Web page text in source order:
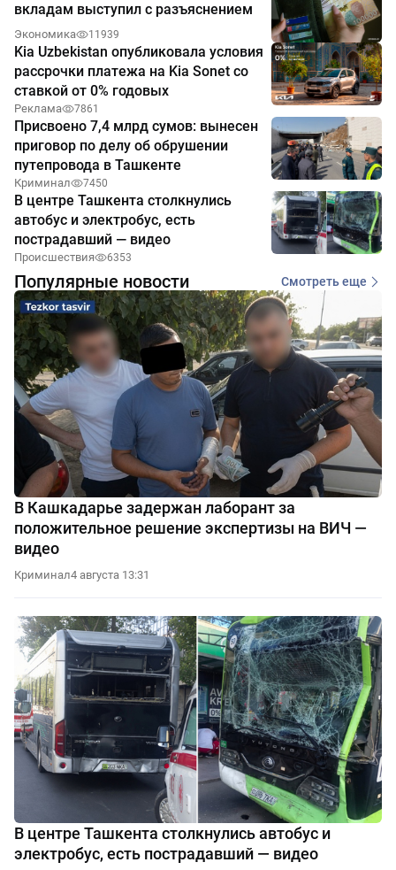
вкладам выступил с разъяснением
Экономика 11939
Kia Uzbekistan опубликовала условия
рассрочки платежа на Kia Sonet со
ставкой от 0% годовых
Реклама 7861
Присвоено 7,4 млрд сумов: вынесен
приговор по делу об обрушении
путепровода в Ташкенте
Криминал 7450
В центре Ташкента столкнулись
автобус и электробус, есть
пострадавший — видео
Происшествия 6353
Популярные новости Смотреть еще
В Кашкадарье задержан лаборант за
положительное решение экспертизы на ВИЧ —
видео
Криминал4 августа 13:31
В центре Ташкента столкнулись автобус и
электробус, есть пострадавший — видео